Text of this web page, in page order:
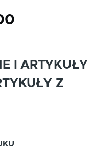
I ARTYKUŁY
Z